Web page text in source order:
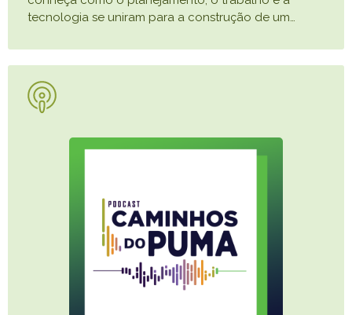
tecnologia se uniram para a construção de um…